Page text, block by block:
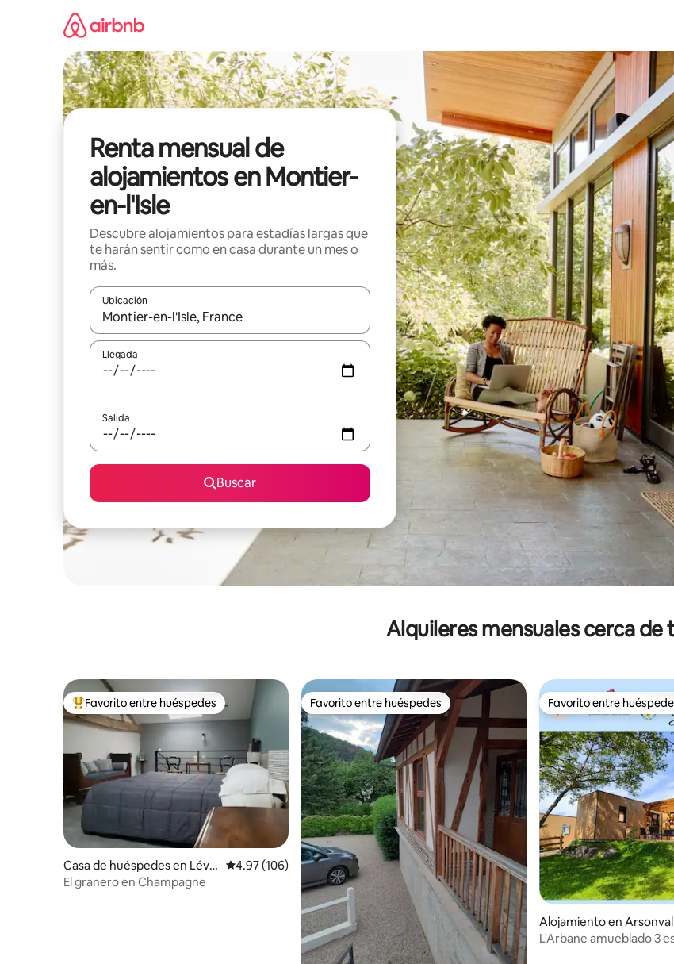
Renta mensual de
alojamientos en Montier-
en-l'Isle
Descubre alojamientos para estadías largas que
te harán sentir como en casa durante un mes o
más.
Ubicación
Cuando los resultados estén disponibles, navega con las teclas de flecha hacia arriba y hacia abajo o explora
Llegada
Salida
Buscar
Alquileres mensuales cerca de
Favorito entre huéspedes preferido
Favorito entre huéspedes
Casa de huéspedes en Lévig
ny
Calificación promedio: 4.97 de 5, 106 reseñas
4.97 (106)
El granero en Champagne
Favorito entre huéspedes
Favorito entre huéspedes Favorito entre
Favorito entre
Alojamiento en Arsonval
L'Arbane amueblado 3